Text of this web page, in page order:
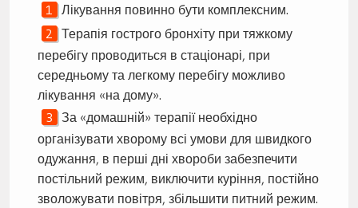
Лікування повинно бути комплексним.
Терапія гострого бронхіту при тяжкому
перебігу проводиться в стаціонарі, при
середньому та легкому перебігу можливо
лікування «на дому».
За «домашній» терапії необхідно
організувати хворому всі умови для швидкого
одужання, в перші дні хвороби забезпечити
постільний режим, виключити куріння, постійно
зволожувати повітря, збільшити питний режим.